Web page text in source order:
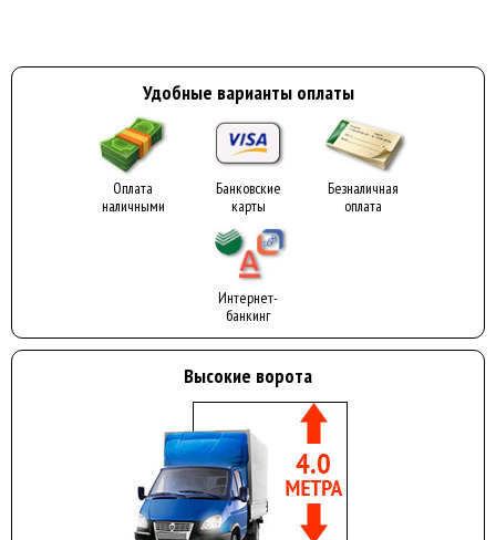
Удобные варианты оплаты
Оплата
наличными
Банковские
карты
Безналичная
оплата
Интернет-
банкинг
Высокие ворота